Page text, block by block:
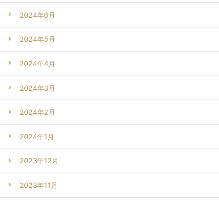
2024年6月
2024年5月
2024年4月
2024年3月
2024年2月
2024年1月
2023年12月
2023年11月